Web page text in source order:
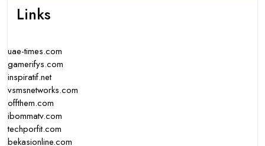
Links
uae-times.com
gamerifys.com
inspiratif.net
vsmsnetworks.com
offthem.com
ibommatv.com
techporfit.com
bekasionline.com